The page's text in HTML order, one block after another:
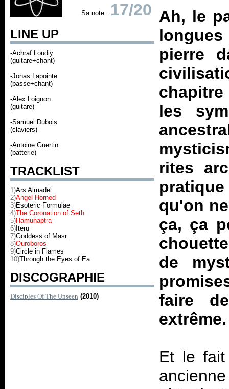
Sa note : 17/20
LINE UP
-Achraf Loudiy
(guitare+chant)
-Jonas Lapointe
(basse+chant)
-Alex Loignon
(guitare)
-Samuel Dubois
(claviers)
-Antoine Guertin
(batterie)
TRACKLIST
1)Ars Almadel
2)Angel Horned
3)Esoteric Formulae
4)The Coronation of Seth
5)Hamunaptra
6) Iteru
7)Goddess of Masr
8)Ouroboros
9)Circle in Flames
10)Through the Eyes of Ea
DISCOGRAPHIE
Disciples Of The Unseen (2010)
Ah, le
pierre
les
rites
qu'on
ça, ça
de
faire
Et le